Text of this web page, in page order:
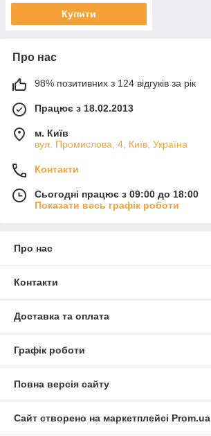
Купити
Про нас
98% позитивних з 124 відгуків за рік
Працює з 18.02.2013
м. Київ
вул. Промислова, 4, Київ, Україна
Контакти
Сьогодні працює з 09:00 до 18:00
Показати весь графік роботи
Про нас
Контакти
Доставка та оплата
Графік роботи
Повна версія сайту
Сайт створено на маркетплейсі Prom.ua